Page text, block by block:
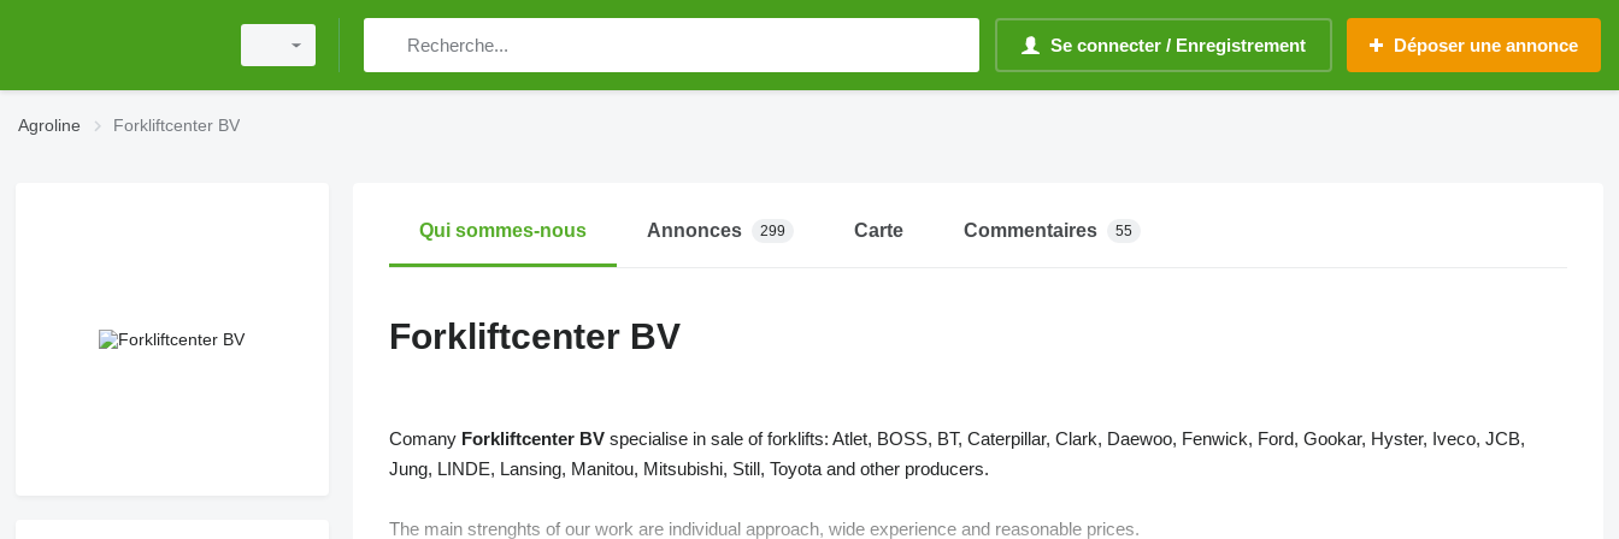
Se connecter / Enregistrement Déposer une annonce
Agroline Forkliftcenter BV
Qui sommes-nous Annonces 299 Carte Commentaires 55
Forkliftcenter BV
Comany Forkliftcenter BVspecialise in sale of forklifts: Atlet, BOSS, BT, Caterpillar, Clark, Daewoo, Fenwick, Ford, Gookar, Hyster, Iveco, JCB,
Jung, LINDE, Lansing, Manitou, Mitsubishi, Still, Toyota and other producers.
The main strenghts of our work are individual approach, wide experience and reasonable prices.